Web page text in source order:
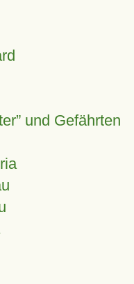
und Gefährten